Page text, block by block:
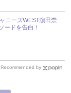
ニーズWEST濵田崇
ードを告白！
Recommended by